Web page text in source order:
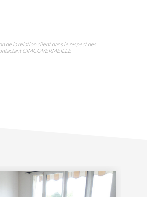
de la relation client dans le respect des
GIMCOVERMEILLE